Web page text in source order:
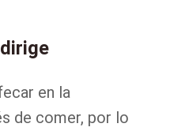
en la
de comer, por lo